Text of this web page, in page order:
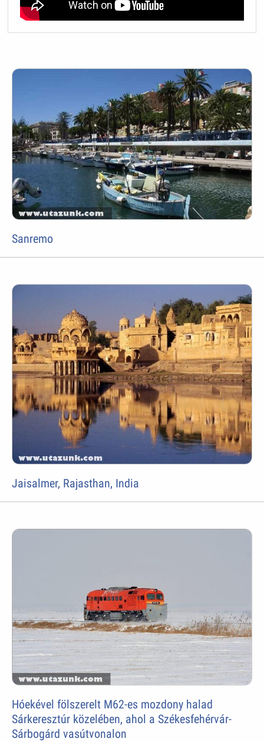
Sanremo
Jaisalmer, Rajasthan, India
Hóekével fölszerelt M62-es mozdony halad
Sárkeresztúr közelében, ahol a Székesfehérvár-
Sárbogárd vasútvonalon